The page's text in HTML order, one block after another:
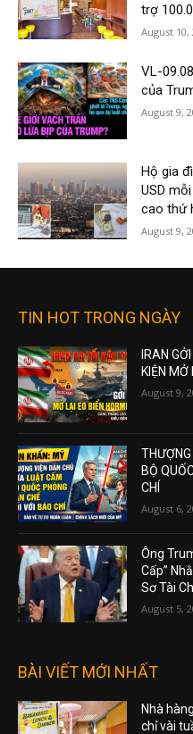
trợ
August 10,
VL-
của
August 9,
Hộ gia
USD
cao thứ
August 9,
TIN HOT TRONG NGÀY
IRAN
KIỆN MỞ
August 9,
BỘ
CHÍ
August 6,
Ông
Cấp”
Sơ Tài
August 5,
BÀI VIẾT MỚI NHẤT
Nhà
chỉ vài